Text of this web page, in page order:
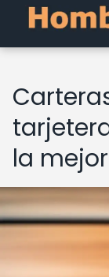
la